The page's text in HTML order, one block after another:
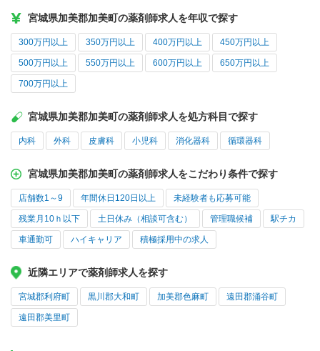
宮城県加美郡加美町の薬剤師求人を年収で探す
300万円以上 350万円以上 400万円以上 450万円以上
500万円以上 550万円以上 600万円以上 650万円以上
700万円以上
宮城県加美郡加美町の薬剤師求人を処方科目で探す
内科 外科 皮膚科 小児科 消化器科 循環器科
宮城県加美郡加美町の薬剤師求人をこだわり条件で探す
店舗数1～9 年間休日120日以上 未経験者も応募可能
残業月10ｈ以下 土日休み（相談可含む） 管理職候補 駅チカ
車通勤可 ハイキャリア 積極採用中の求人
近隣エリアで薬剤師求人を探す
宮城郡利府町 黒川郡大和町 加美郡色麻町 遠田郡涌谷町
遠田郡美里町